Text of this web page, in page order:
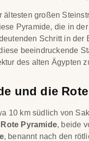
ältesten großen
Pyramide, die in
Schritt in der
beeindruckende
des alten Ägypten
und die
10 km südlich von
Rote Pyramide, beide
, benannt nach den